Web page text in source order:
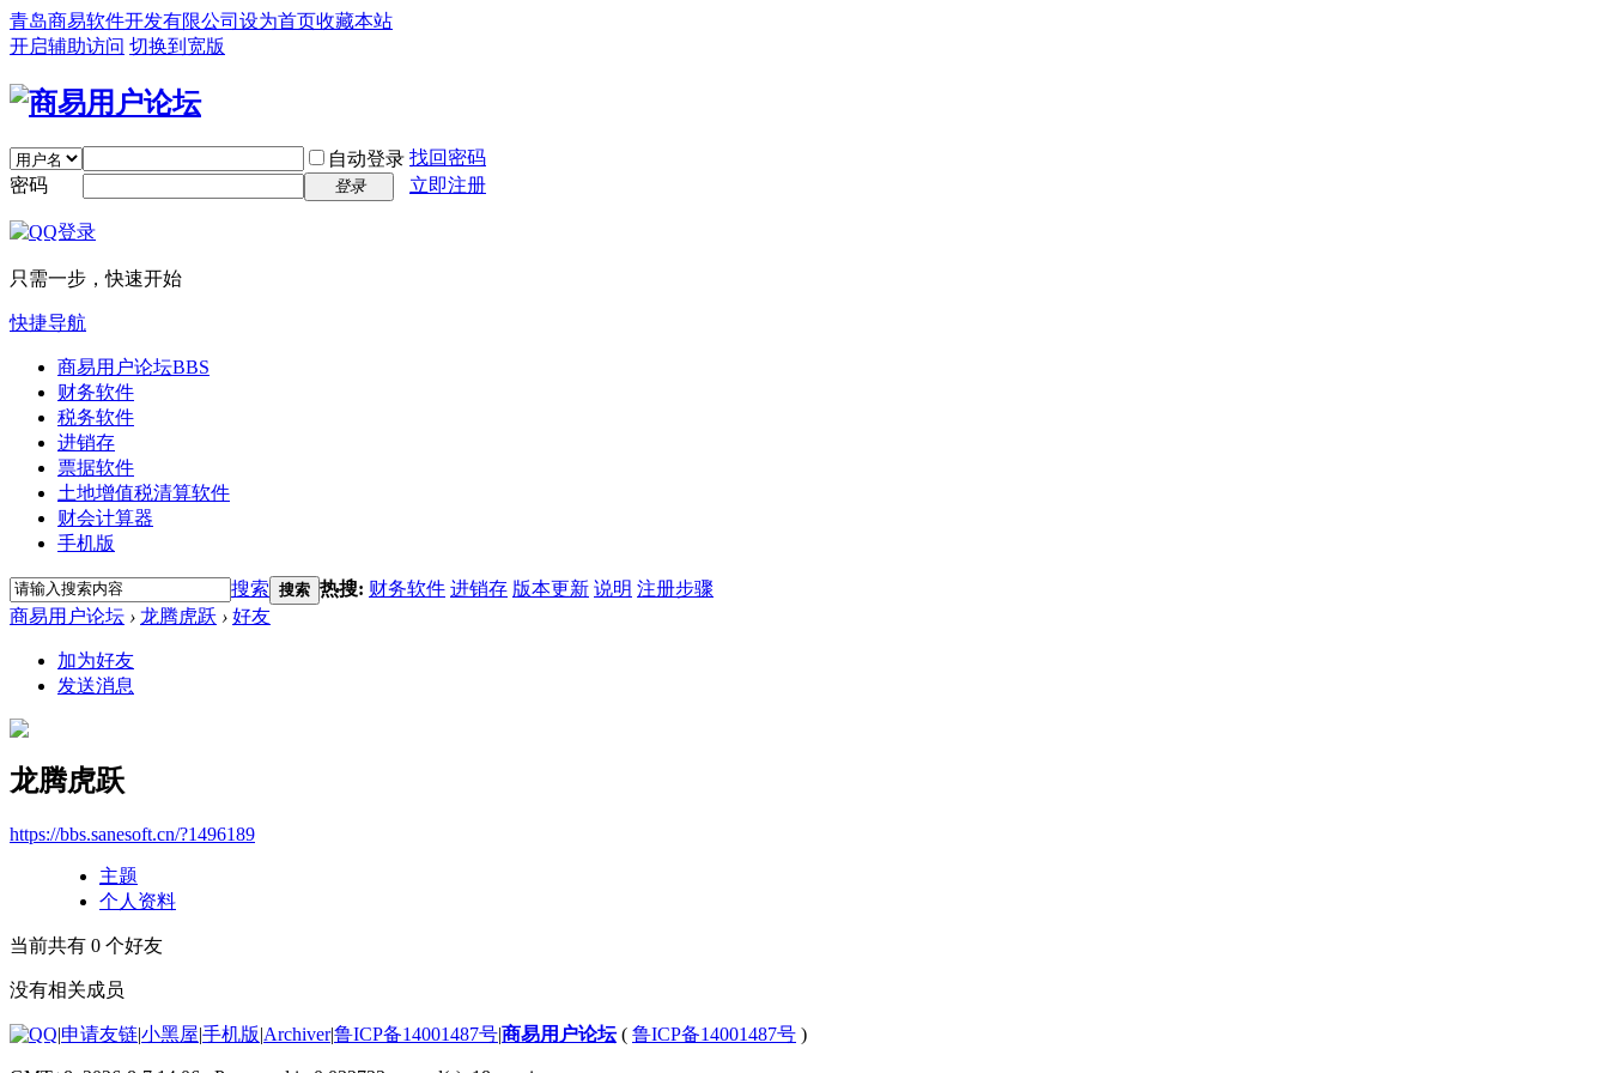
青岛商易软件开发有限公司 设为首页收藏本站
开启辅助访问 切换到宽版
自动登录 找回密码
密码
登录 立即注册
只需一步，快速开始
快捷导航
商易用户论坛BBS
财务软件
税务软件
进销存
票据软件
土地增值税清算软件
财会计算器
手机版
搜索 搜索 热搜: 财务软件 进销存 版本更新 说明 注册步骤
商易用户论坛 › 龙腾虎跃 › 好友
加为好友
发送消息
龙腾虎跃
https://bbs.sanesoft.cn/?1496189
主题
个人资料
当前共有 0 个好友
没有相关成员
|申请友链|小黑屋|手机版|Archiver|鲁ICP备14001487号|商易用户论坛( 鲁ICP备14001487号 )